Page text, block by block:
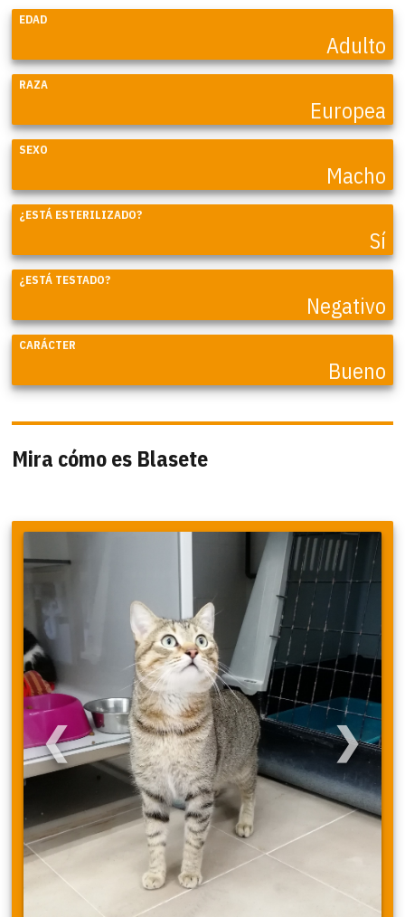
EDAD
Adulto
RAZA
Europea
SEXO
Macho
¿ESTÁ ESTERILIZADO?
Sí
¿ESTÁ TESTADO?
Negativo
CARÁCTER
Bueno
Mira cómo es Blasete
❮ ❯